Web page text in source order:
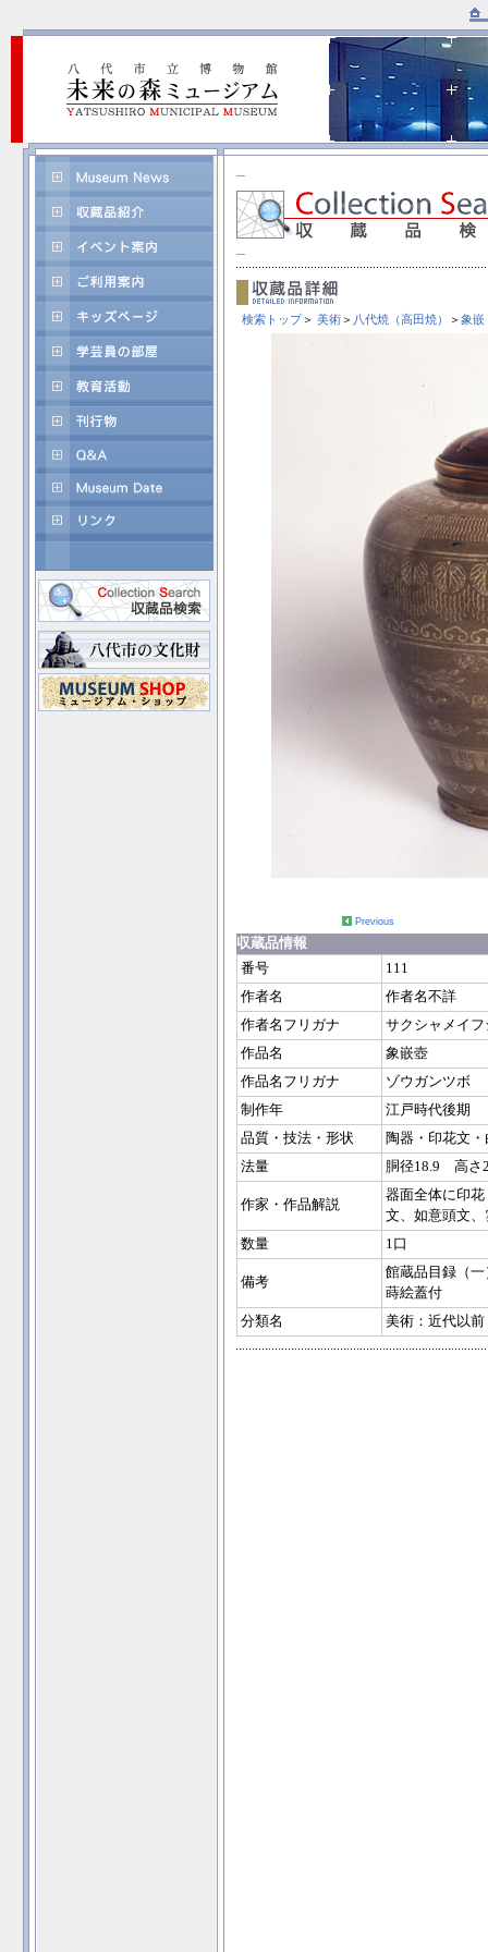
検索トップ＞ 美術＞ 八代焼（高田焼） ＞ 象嵌
Previous
収蔵品情報
番号
111
作者名
作者名不詳
作者名フリガナ
サクシャメイフ
作品名
象嵌壺
作品名フリガナ
ゾウガンツボ
制作年
江戸時代後期
品質・技法・形状
陶器・印花文
法量
胴径18.9 高さ
作家・作品解説
器面全体に印
文、如意頭文
数量
1口
備考
館蔵品目録（
蒔絵蓋付
分類名
美術：近代以